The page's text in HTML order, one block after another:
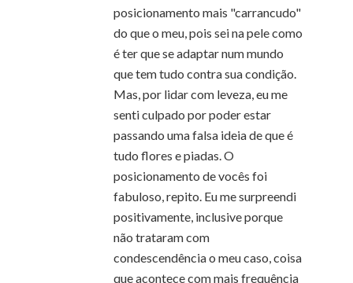
posicionamento mais "carrancudo"
do que o meu, pois sei na pele como
é ter que se adaptar num mundo
que tem tudo contra sua condição.
Mas, por lidar com leveza, eu me
senti culpado por poder estar
passando uma falsa ideia de que é
tudo flores e piadas. O
posicionamento de vocês foi
fabuloso, repito. Eu me surpreendi
positivamente, inclusive porque
não trataram com
condescendência o meu caso, coisa
que acontece com mais frequência